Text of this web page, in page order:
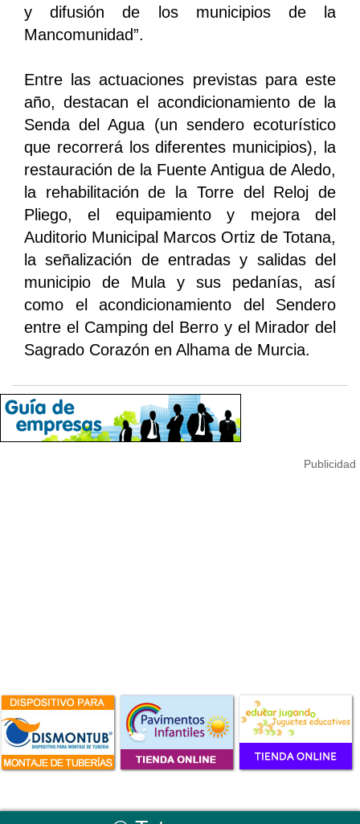
y difusión de los municipios de la
Mancomunidad”.
Entre las actuaciones previstas para este
año, destacan el acondicionamiento de la
Senda del Agua (un sendero ecoturístico
que recorrerá los diferentes municipios), la
restauración de la Fuente Antigua de Aledo,
la rehabilitación de la Torre del Reloj de
Pliego, el equipamiento y mejora del
Auditorio Municipal Marcos Ortiz de Totana,
la señalización de entradas y salidas del
municipio de Mula y sus pedanías, así
como el acondicionamiento del Sendero
entre el Camping del Berro y el Mirador del
Sagrado Corazón en Alhama de Murcia.